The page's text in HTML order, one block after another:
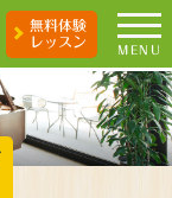
無料体験
レッスン
MENU